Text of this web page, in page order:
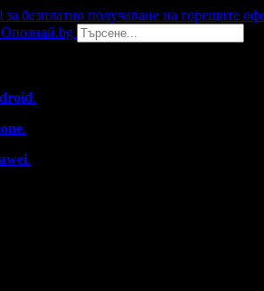
безплатно получаване на горещите
Опознай.bg
.
.
.